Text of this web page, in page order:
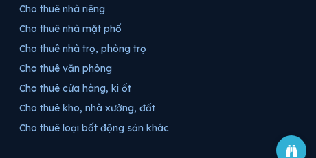
Cho thuê nhà riêng
Cho thuê nhà mặt phố
Cho thuê nhà trọ, phòng trọ
Cho thuê văn phòng
Cho thuê cửa hàng, ki ốt
Cho thuê kho, nhà xưởng, đất
Cho thuê loại bất động sản khác